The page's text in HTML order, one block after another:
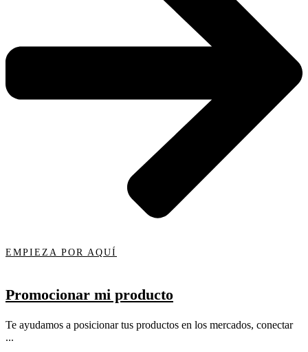
EMPIEZA POR AQUÍ
Promocionar mi producto
Te ayudamos a posicionar tus productos en los mercados, conectar
...